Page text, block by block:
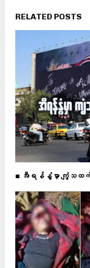
RELATED POSTS
■ အီရန်နွံမှာ ကျွံသထ